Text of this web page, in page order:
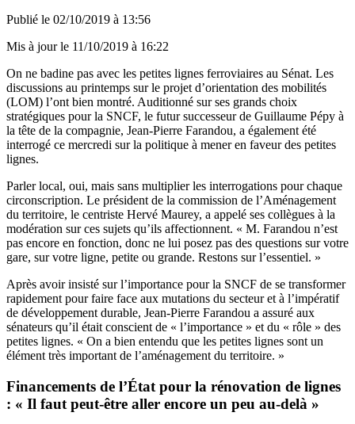
Publié le 02/10/2019 à 13:56
Mis à jour le 11/10/2019 à 16:22
On ne badine pas avec les petites lignes ferroviaires au Sénat. Les
discussions au printemps sur le projet d’orientation des mobilités
(LOM) l’ont bien montré. Auditionné sur ses grands choix
stratégiques pour la SNCF, le futur successeur de Guillaume Pépy à
la tête de la compagnie, Jean-Pierre Farandou, a également été
interrogé ce mercredi sur la politique à mener en faveur des petites
lignes.
Parler local, oui, mais sans multiplier les interrogations pour chaque
circonscription. Le président de la commission de l’Aménagement
du territoire, le centriste Hervé Maurey, a appelé ses collègues à la
modération sur ces sujets qu’ils affectionnent. « M. Farandou n’est
pas encore en fonction, donc ne lui posez pas des questions sur votre
gare, sur votre ligne, petite ou grande. Restons sur l’essentiel. »
Après avoir insisté sur l’importance pour la SNCF de se transformer
rapidement pour faire face aux mutations du secteur et à l’impératif
de développement durable, Jean-Pierre Farandou a assuré aux
sénateurs qu’il était conscient de « l’importance » et du « rôle » des
petites lignes. « On a bien entendu que les petites lignes sont un
élément très important de l’aménagement du territoire. »
Financements de l’État pour la rénovation de lignes
: « Il faut peut-être aller encore un peu au-delà »